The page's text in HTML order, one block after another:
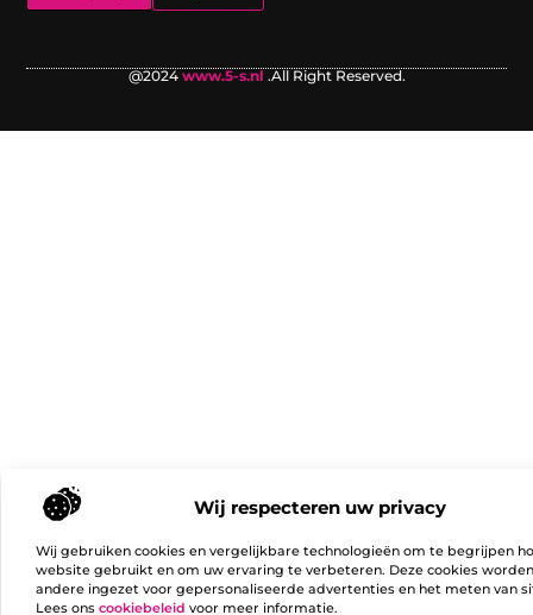
Wij respecteren uw privacy
Wij gebruiken cookies en vergelijkbare technologieën om te begrijpen
website gebruikt en om uw ervaring te verbeteren. Deze cookies
andere ingezet voor gepersonaliseerde advertenties en het meten van
Lees ons cookiebeleid voor meer informatie.
@2024 www.5-s.nl .All Right Reserved.